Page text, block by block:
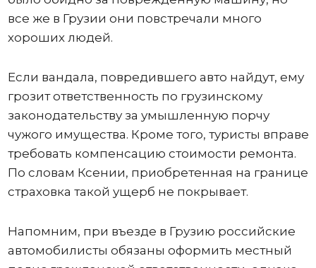
все же в Грузии они повстречали много
хороших людей.
Если вандала, повредившего авто найдут, ему
грозит ответственность по грузинскому
законодательству за умышленную порчу
чужого имущества. Кроме того, туристы вправе
требовать компенсацию стоимости ремонта.
По словам Ксении, приобретенная на границе
страховка такой ущерб не покрывает.
Напомним, при въезде в Грузию российские
автомобилисты обязаны оформить местный